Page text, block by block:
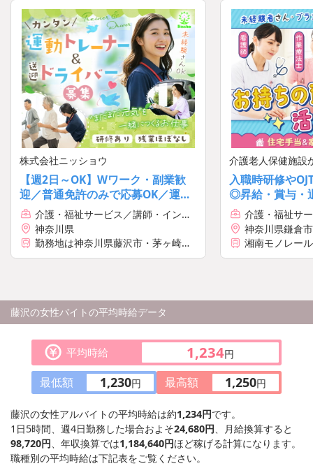
株式会社ニッショウ
【週2日～OK】Wワーク・副業歓
迎／普通免許のみで応募OK／運動
のお手伝い＆ルート送迎を担当♪
介護・福祉サービス／講師・インス
トラクター
神奈川県
勤務地は神奈川県藤沢市・茅ヶ崎市
から希望エリアを考慮の上、決定い
介護老人保健施設
入職時研修や
◎昇給・賞与・
育児・介護休暇
介護・福祉サ
護師
神奈川県鎌倉
湘南モノレー
駅」より徒歩2
藤沢の女性バイトの平均時給データ
平均時給 1,234円
最低額 1,230円 最高額 1,250円
藤沢の女性アルバイトの平均時給は約1,234円です。
1日5時間、週4日勤務した場合およそ24,680円、月給換算すると
98,720円、年収換算では1,184,640円ほど稼げる計算になります。
職種別の平均時給は下記表をご覧ください。